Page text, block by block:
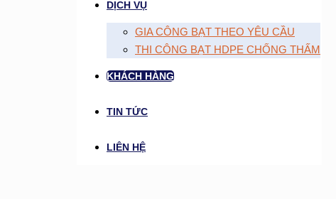
DỊCH VỤ
GIA CÔNG BẠT THEO YÊU CẦU
THI CÔNG BẠT HDPE CHỐNG THẤM
KHÁCH HÀNG
TIN TỨC
LIÊN HỆ